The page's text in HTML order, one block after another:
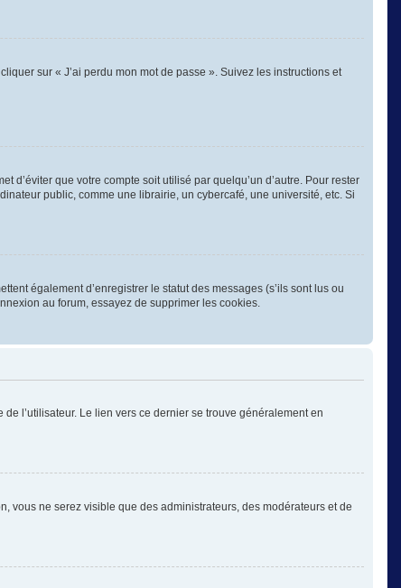
sur « J’ai perdu mon mot de passe ». Suivez les instructions et
que votre compte soit utilisé par quelqu’un d’autre. Pour rester
public, comme une librairie, un cybercafé, une université, etc. Si
également d’enregistrer le statut des messages (s’ils sont lus ou
au forum, essayez de supprimer les cookies.
l’utilisateur. Le lien vers ce dernier se trouve généralement en
vous ne serez visible que des administrateurs, des modérateurs et de